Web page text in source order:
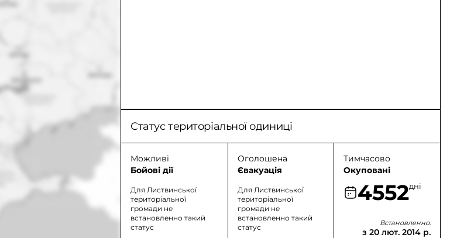
Статус територіальної одиниці
Можливі
Бойові дії
Для Листвинської
територіальної
громади не
встановленно такий
статус
Оголошена
Євакуація
Для Листвинської
територіальної
громади не
встановленно такий
статус
Тимчасово
Окуповані
4552дні
Встановленно:
з 20 лют. 2014 р.